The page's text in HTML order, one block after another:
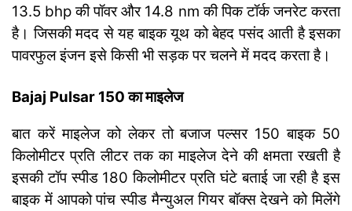
13.5 bhp की पॉवर और 14.8 nm की पिक टॉर्क जनरेट करता
है। जिसकी मदद से यह बाइक यूथ को बेहद पसंद आती है इसका
पावरफुल इंजन इसे किसी भी सड़क पर चलने में मदद करता है।
Bajaj Pulsar 150 का माइलेज
बात करें माइलेज को लेकर तो बजाज पल्सर 150 बाइक 50
किलोमीटर प्रति लीटर तक का माइलेज देने की क्षमता रखती है
इसकी टॉप स्पीड 180 किलोमीटर प्रति घंटे बताई जा रही है इस
बाइक में आपको पांच स्पीड मैन्युअल गियर बॉक्स देखने को मिलेंगे